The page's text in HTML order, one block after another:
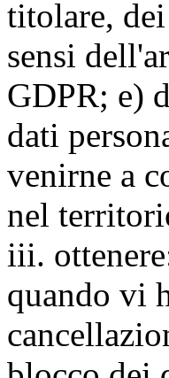
titolare,
sensi
GDPR; e)
dati
venirne a
nel
iii.
quando vi